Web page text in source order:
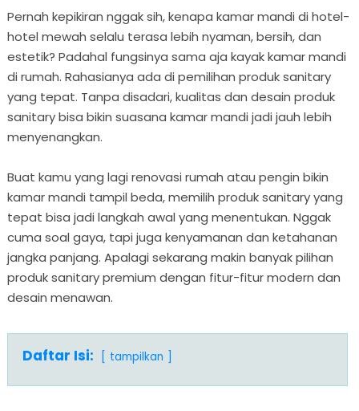
Pernah kepikiran nggak sih, kenapa kamar mandi di hotel-
hotel mewah selalu terasa lebih nyaman, bersih, dan
estetik? Padahal fungsinya sama aja kayak kamar mandi
di rumah. Rahasianya ada di pemilihan produk sanitary
yang tepat. Tanpa disadari, kualitas dan desain produk
sanitary bisa bikin suasana kamar mandi jadi jauh lebih
menyenangkan.
Buat kamu yang lagi renovasi rumah atau pengin bikin
kamar mandi tampil beda, memilih produk sanitary yang
tepat bisa jadi langkah awal yang menentukan. Nggak
cuma soal gaya, tapi juga kenyamanan dan ketahanan
jangka panjang. Apalagi sekarang makin banyak pilihan
produk sanitary premium dengan fitur-fitur modern dan
desain menawan.
Daftar Isi: tampilkan